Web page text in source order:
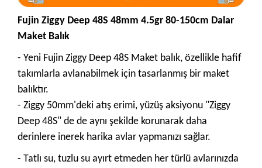
Fujin Ziggy Deep 48S 48mm 4.5gr 80-150cm Dalar
Maket Balık
- Yeni Fujin Ziggy Deep 48S Maket balık, özellikle hafif
takımlarla avlanabilmek için tasarlanmış bir maket
balıktır.
- Ziggy 50mm'deki atış erimi, yüzüş aksiyonu "Ziggy
Deep 48S" de de aynı şekilde korunarak daha
derinlere inerek harika avlar yapmanızı sağlar.
- Tatlı su, tuzlu su ayırt etmeden her türlü avlarınızda